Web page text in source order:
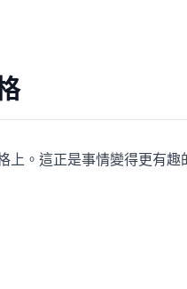
。這正是事情變得更有趣